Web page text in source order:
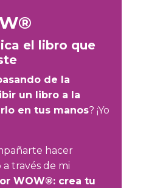
el libro que
de la
un libro a la
en tus manos? ¡Yo
hacer
través de mi
WOW®: crea tu